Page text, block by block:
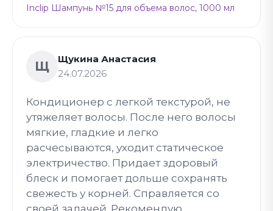
Inclip Шампунь №15 для объема волос, 1000 мл
Щ
Щукина Анастасия
24.07.2026
Кондиционер с легкой текстурой, не
утяжеляет волосы. После него волосы
мягкие, гладкие и легко
расчесываются, уходит статическое
электричество. Придает здоровый
блеск и помогает дольше сохранять
свежесть у корней. Справляется со
своей задачей. Рекомендую